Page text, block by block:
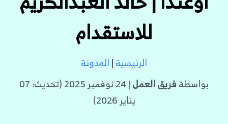
للاستقدام
الرئيسية|المدونة
بواسطةفريق العمل
| 24 نوفمبر 2025 (تحديث: 07
يناير 2026)